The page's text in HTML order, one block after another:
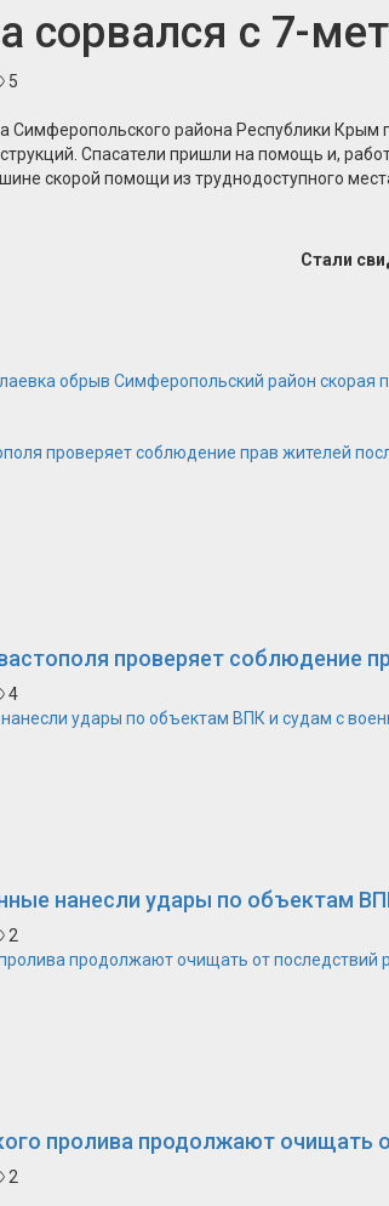
сорвался с 7-
5
Симферопольского района Республики Крым
Спасатели пришли на помощь и,
скорой помощи из труднодоступного
Стали
обрыв Симферопольский район скорая
проверяет соблюдение прав жителей
проверяет соблюдение
4
удары по объектам ВПК и судам с
нанесли удары по объектам
2
продолжают очищать от последствий
пролива продолжают очищать
2